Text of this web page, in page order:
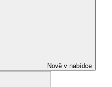
Nově v nabídce